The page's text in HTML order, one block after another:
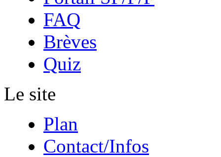
FAQ
Brèves
Quiz
Le site
Plan
Contact/Infos